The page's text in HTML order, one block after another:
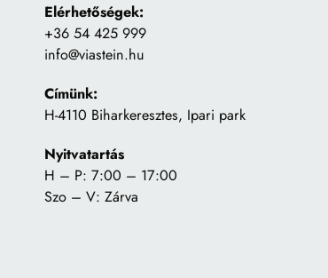
Elérhetőségek:
+36 54 425 999
info@viastein.hu
Címünk:
H-4110 Biharkeresztes, Ipari park
Nyitvatartás
H – P: 7:00 – 17:00
Szo – V: Zárva